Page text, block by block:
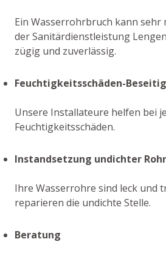
Ein Wasserrohrbruch kann sehr
der Sanitärdienstleistung
zügig und zuverlässig.
Feuchtigkeitsschäden-
Unsere Installateure helfen bei
Feuchtigkeitsschäden.
Instandsetzung undichter
Ihre Wasserrohre sind leck und
reparieren die undichte Stelle.
Beratung